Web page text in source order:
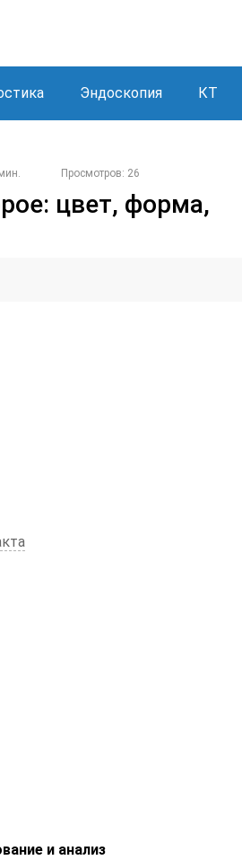
Эндоскопия КТ
Просмотров: 26
цвет, форма,
и анализ